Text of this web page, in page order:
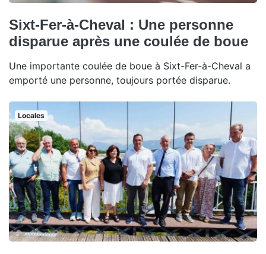
Sixt-Fer-à-Cheval : Une personne
disparue après une coulée de boue
Une importante coulée de boue à Sixt-Fer-à-Cheval a
emporté une personne, toujours portée disparue.
Locales